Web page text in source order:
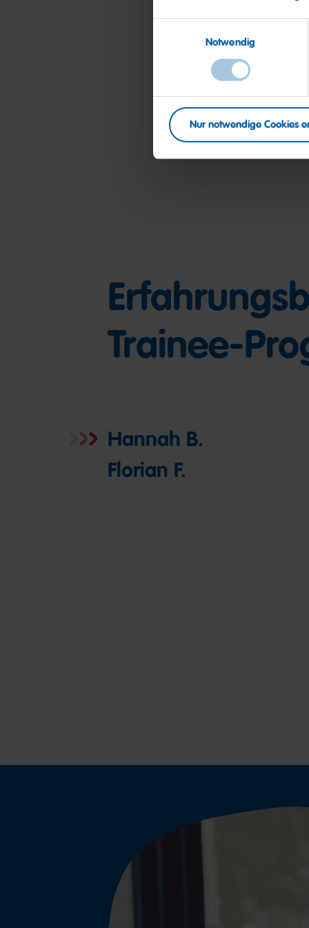
Notwendig
Nur notwendige Cookies
im angestrebten
Fließend Deutsch
weiteren
Sich durch
Mobilität und
Trainee-
Hannah B.
Florian F.